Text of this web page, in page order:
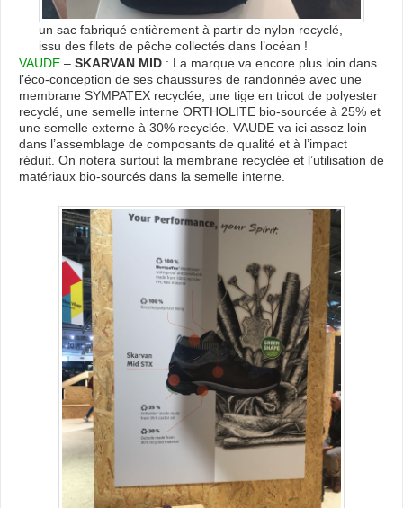
un sac fabriqué entièrement à partir de nylon recyclé,
issu des filets de pêche collectés dans l’océan !
VAUDE – SKARVAN MID : La marque va encore plus loin dans
l’éco-conception de ses chaussures de randonnée avec une
membrane SYMPATEX recyclée, une tige en tricot de polyester
recyclé, une semelle interne ORTHOLITE bio-sourcée à 25% et
une semelle externe à 30% recyclée. VAUDE va ici assez loin
dans l’assemblage de composants de qualité et à l’impact
réduit. On notera surtout la membrane recyclée et l’utilisation de
matériaux bio-sourcés dans la semelle interne.